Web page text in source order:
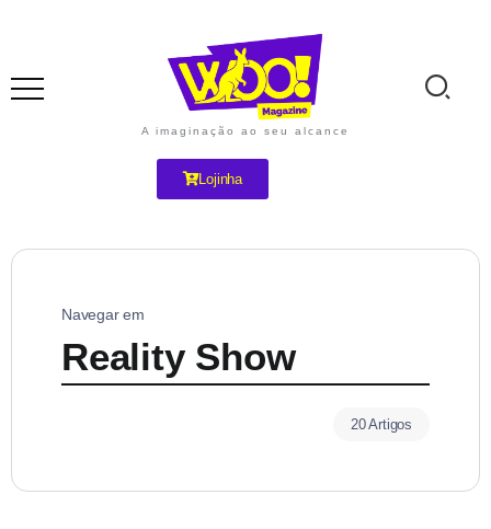
A imaginação ao seu alcance
Lojinha
Navegar em
Reality Show
20 Artigos